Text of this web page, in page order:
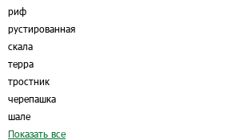
риф
рустированная
скала
терра
тростник
черепашка
шале
Показать все